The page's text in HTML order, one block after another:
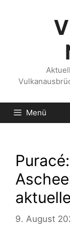
Menü
9. August